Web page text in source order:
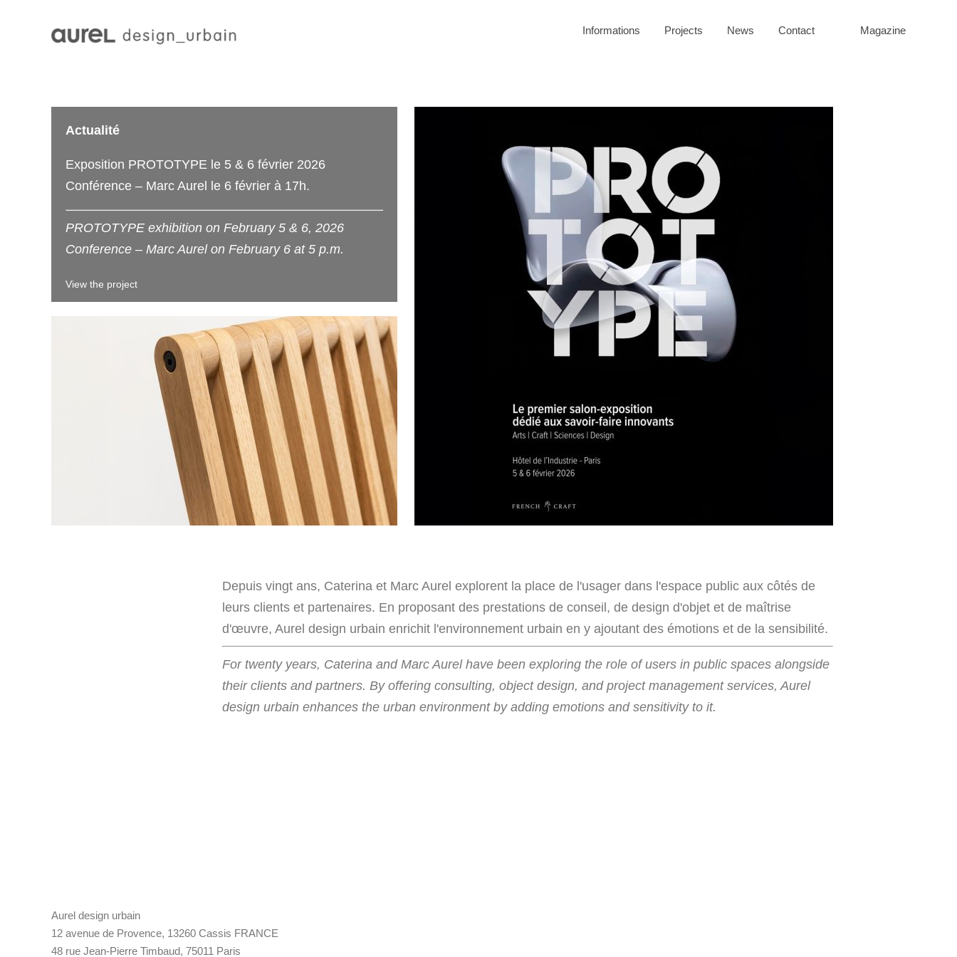
Informations Projects News Contact Magazine
Actualité
Exposition PROTOTYPE le 5 & 6 février 2026
Conférence – Marc Aurel le 6 février à 17h.
PROTOTYPE exhibition on February 5 & 6, 2026
Conference – Marc Aurel on February 6 at 5 p.m.
View the project
Depuis vingt ans, Caterina et Marc Aurel explorent la place de l'usager dans l'espace public aux côtés de
leurs clients et partenaires. En proposant des prestations de conseil, de design d'objet et de maîtrise
d'œuvre, Aurel design urbain enrichit l'environnement urbain en y ajoutant des émotions et de la sensibilité.
For twenty years, Caterina and Marc Aurel have been exploring the role of users in public spaces alongside
their clients and partners. By offering consulting, object design, and project management services, Aurel
design urbain enhances the urban environment by adding emotions and sensitivity to it.
Aurel design urbain
12 avenue de Provence, 13260 Cassis FRANCE
48 rue Jean-Pierre Timbaud, 75011 Paris